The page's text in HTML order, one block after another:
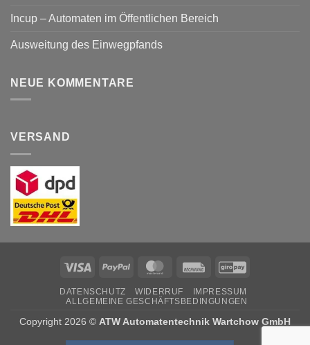
Incup – Automaten im Öffentlichen Bereich
Ausweitung des Einwegpfands
NEUE KOMMENTARE
VERSAND
Visa PayPal MasterCardRechungGiroPay
DATENSCHUTZ WIDERRUF
IMPRESSUM
ALLGEMEINE GESCHÄFTSBEDINGUNGEN
Copyright 2026 © ATW Automatentechnik Wartchow GmbH